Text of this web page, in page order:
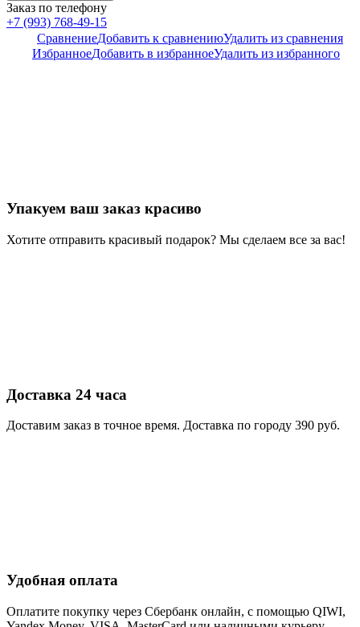
Заказ по телефону
+7 (993) 768-49-15
СравнениеДобавить к сравнениюУдалить из сравнения
ИзбранноеДобавить в избранноеУдалить из избранного
Упакуем ваш заказ красиво
Хотите отправить красивый подарок? Мы сделаем все за вас!
Доставка 24 часа
Доставим заказ в точное время. Доставка по городу 390 руб.
Удобная оплата
Оплатите покупку через Сбербанк онлайн, с помощью QIWI,